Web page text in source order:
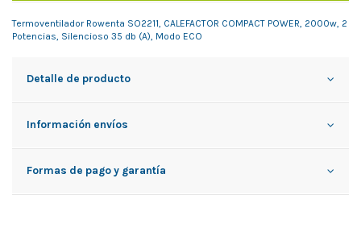
Termoventilador Rowenta SO2211, CALEFACTOR COMPACT POWER, 2000w, 2
Potencias, Silencioso 35 db (A), Modo ECO
Detalle de producto
Información envíos
Formas de pago y garantía